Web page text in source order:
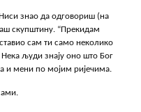
знао да одговориш (на
скупштину. “Прекидам
сам ти само неколико
људи знају оно што Бог
и мени по мојим ријечима.